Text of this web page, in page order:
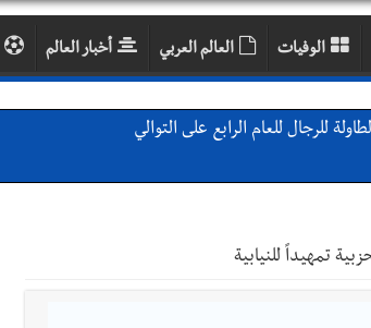
الوفيات العالم العربي أخبار العالم
للرجال للعام الرابع على التوالي
تمهيداً للنيابية